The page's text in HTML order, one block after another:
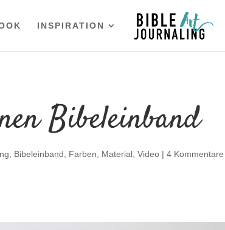
INSPIRATION
Bibeleinband
Bibeleinband Farben Material ,Video |4 Kommentare